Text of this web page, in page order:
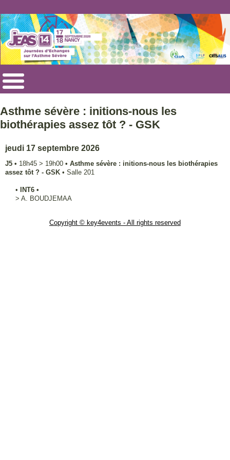
Asthme sévère : initions-nous les
biothérapies assez tôt ? - GSK
jeudi 17 septembre 2026
J5 • 18h45 > 19h00 • Asthme sévère : initions-nous les biothérapies
assez tôt ? - GSK • Salle 201
• INT6 •
> A. BOUDJEMAA
Copyright © key4events - All rights reserved